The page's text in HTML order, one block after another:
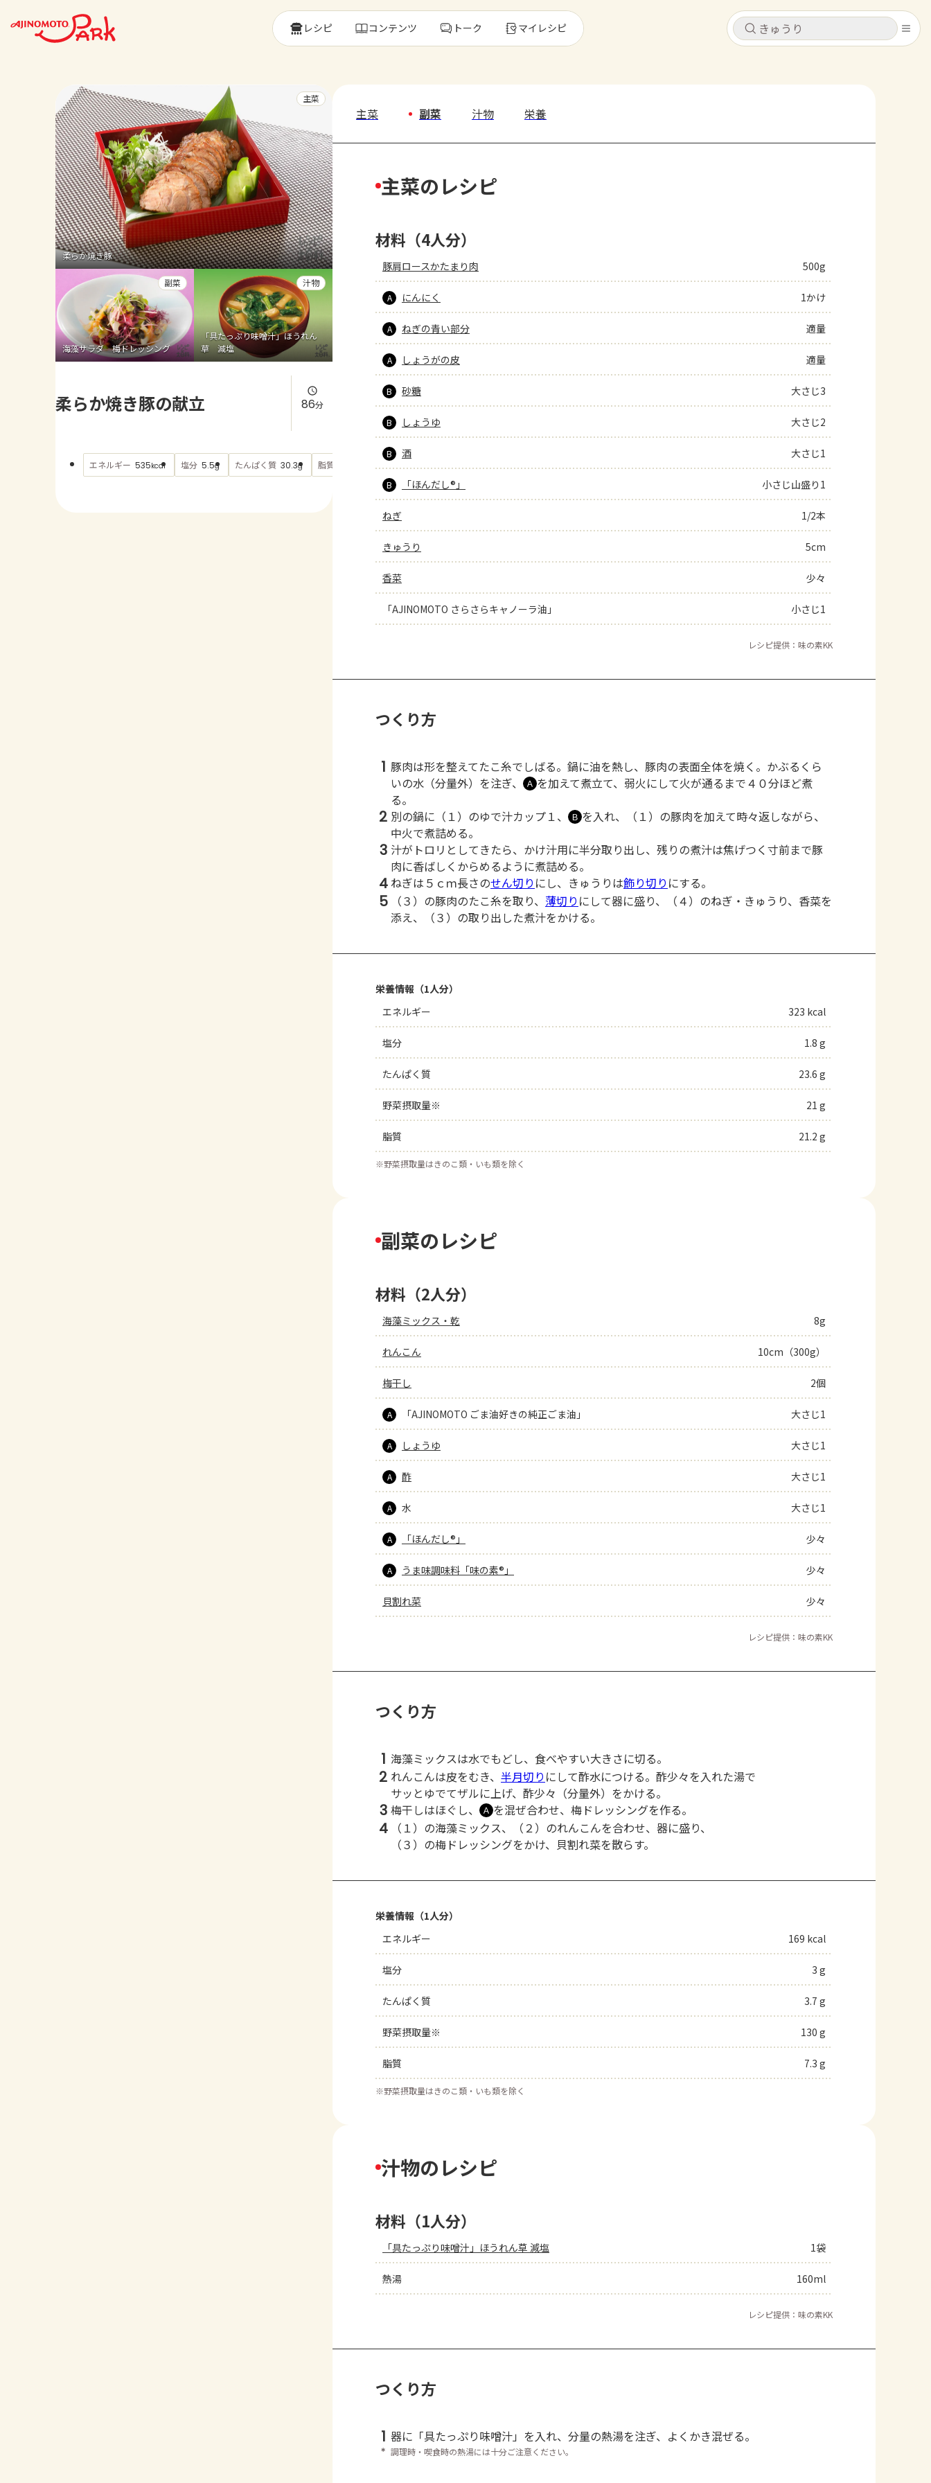
キャンセル
よくあるお問い合わせ
お買い物
キャンセル
レシピ コンテンツ トーク マイレシピ
柔らか焼き豚
主菜
海藻サラダ 梅ドレッシング
副菜
「具たっぷり味噌汁」ほうれん
草 減塩
汁物
柔らか焼き豚の献立 86分
エネルギー 535kcal 塩分 5.5g たんぱく質 30.3g 脂質 もっと見る
主菜 副菜 汁物 栄養
主菜のレシピ
材料（4人分）
豚肩ロースかたまり肉 500g
A にんにく 1かけ
A ねぎの青い部分 適量
A しょうがの皮 適量
B 砂糖 大さじ3
B しょうゆ 大さじ2
B 酒 大さじ1
B 「ほんだし®」 小さじ山盛り1
ねぎ 1/2本
きゅうり 5cm
香菜 少々
「AJINOMOTO さらさらキャノーラ油」 小さじ1
レシピ提供：味の素KK
つくり方
1 豚肉は形を整えてたこ糸でしばる。鍋に油を熱し、豚肉の表面全体を焼く。かぶるくら
いの水（分量外）を注ぎ、
Ａ を加えて煮立て、弱火にして火が通るまで４０分ほど煮
る。
2 別の鍋に（１）のゆで汁カップ１、 Ｂ を入れ、（１）の豚肉を加えて時々返しながら、
中火で煮詰める。
3 汁がトロリとしてきたら、かけ汁用に半分取り出し、残りの煮汁は焦げつく寸前まで豚
肉に香ばしくからめるように煮詰める。
4 ねぎは５ｃｍ長さのせん切り にし、きゅうりは飾り切り にする。
5 （３）の豚肉のたこ糸を取り、 薄切り にして器に盛り、（４）のねぎ・きゅうり、香菜を
添え、（３）の取り出した煮汁をかける。
栄養情報（1人分）
エネルギー
323 kcal
塩分 1.8 g
たんぱく質 23.6 g
野菜摂取量※ 21 g
脂質 21.2 g
※野菜摂取量はきのこ類・いも類を除く
副菜のレシピ
材料（2人分）
海藻ミックス・乾 8g
れんこん 10cm（300g）
梅干し 2個
A 「AJINOMOTO ごま油好きの純正ごま油」 大さじ1
A しょうゆ 大さじ1
A 酢 大さじ1
A 水 大さじ1
A 「ほんだし®」 少々
A うま味調味料「味の素®」 少々
貝割れ菜 少々
レシピ提供：味の素KK
つくり方
1 海藻ミックスは水でもどし、食べやすい大きさに切る。
2 れんこんは皮をむき、 半月切り にして酢水につける。酢少々を入れた湯で
サッとゆでてザルに上げ、酢少々（分量外）をかける。
3 梅干しはほぐし、 Ａ を混ぜ合わせ、梅ドレッシングを作る。
4
（１）の海藻ミックス、（２）のれんこんを合わせ、器に盛り、
（３）の梅ドレッシングをかけ、貝割れ菜を散らす。
栄養情報（1人分）
エネルギー
169 kcal
塩分 3 g
たんぱく質 3.7 g
野菜摂取量※ 130 g
脂質 7.3 g
※野菜摂取量はきのこ類・いも類を除く
汁物のレシピ
材料（1人分）
「具たっぷり味噌汁」ほうれん草 減塩 1袋
熱湯 160ml
レシピ提供：味の素KK
つくり方
1 器に「具たっぷり味噌汁」を入れ、分量の熱湯を注ぎ、よくかき混ぜる。
＊ 調理時・喫食時の熱湯には十分ご注意ください。